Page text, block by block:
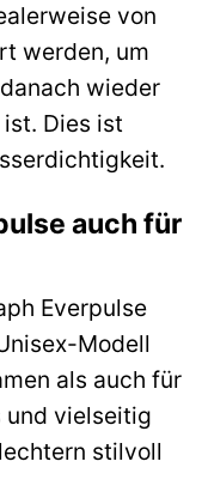
von
werden, um
wieder
Dies ist
auch für
Everpulse
Modell
als auch für
und vielseitig
stilvoll